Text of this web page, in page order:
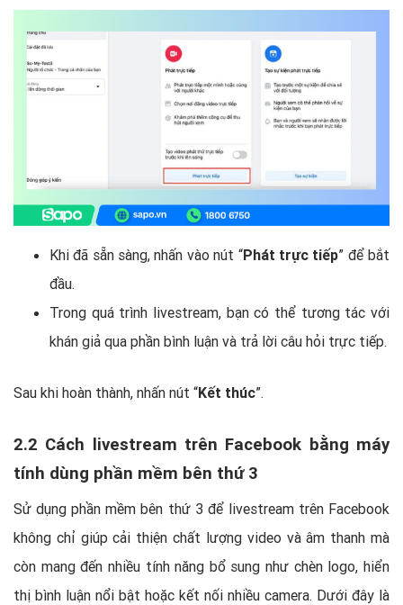
Khi đã sẵn sàng, nhấn vào nút “Phát trực tiếp” để bắt
đầu.
Trong quá trình livestream, bạn có thể tương tác với
khán giả qua phần bình luận và trả lời câu hỏi trực tiếp.
Sau khi hoàn thành, nhấn nút “Kết thúc”.
2.2 Cách livestream trên Facebook bằng máy
tính dùng phần mềm bên thứ 3
Sử dụng phần mềm bên thứ 3 để livestream trên Facebook
không chỉ giúp cải thiện chất lượng video và âm thanh mà
còn mang đến nhiều tính năng bổ sung như chèn logo, hiển
thị bình luận nổi bật hoặc kết nối nhiều camera. Dưới đây là